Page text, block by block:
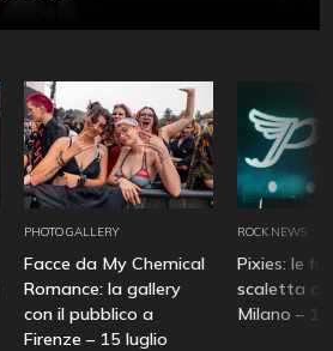
PHOTO GALLERY
Facce da My Chemical
Romance: la gallery
con il pubblico a
Firenze – 15 luglio
ROCK NEWS
Pixies: le
scaletta
Milano –